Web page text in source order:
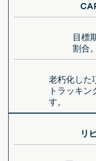
目標
割合。
老朽化した
トラッキ
す。
リ